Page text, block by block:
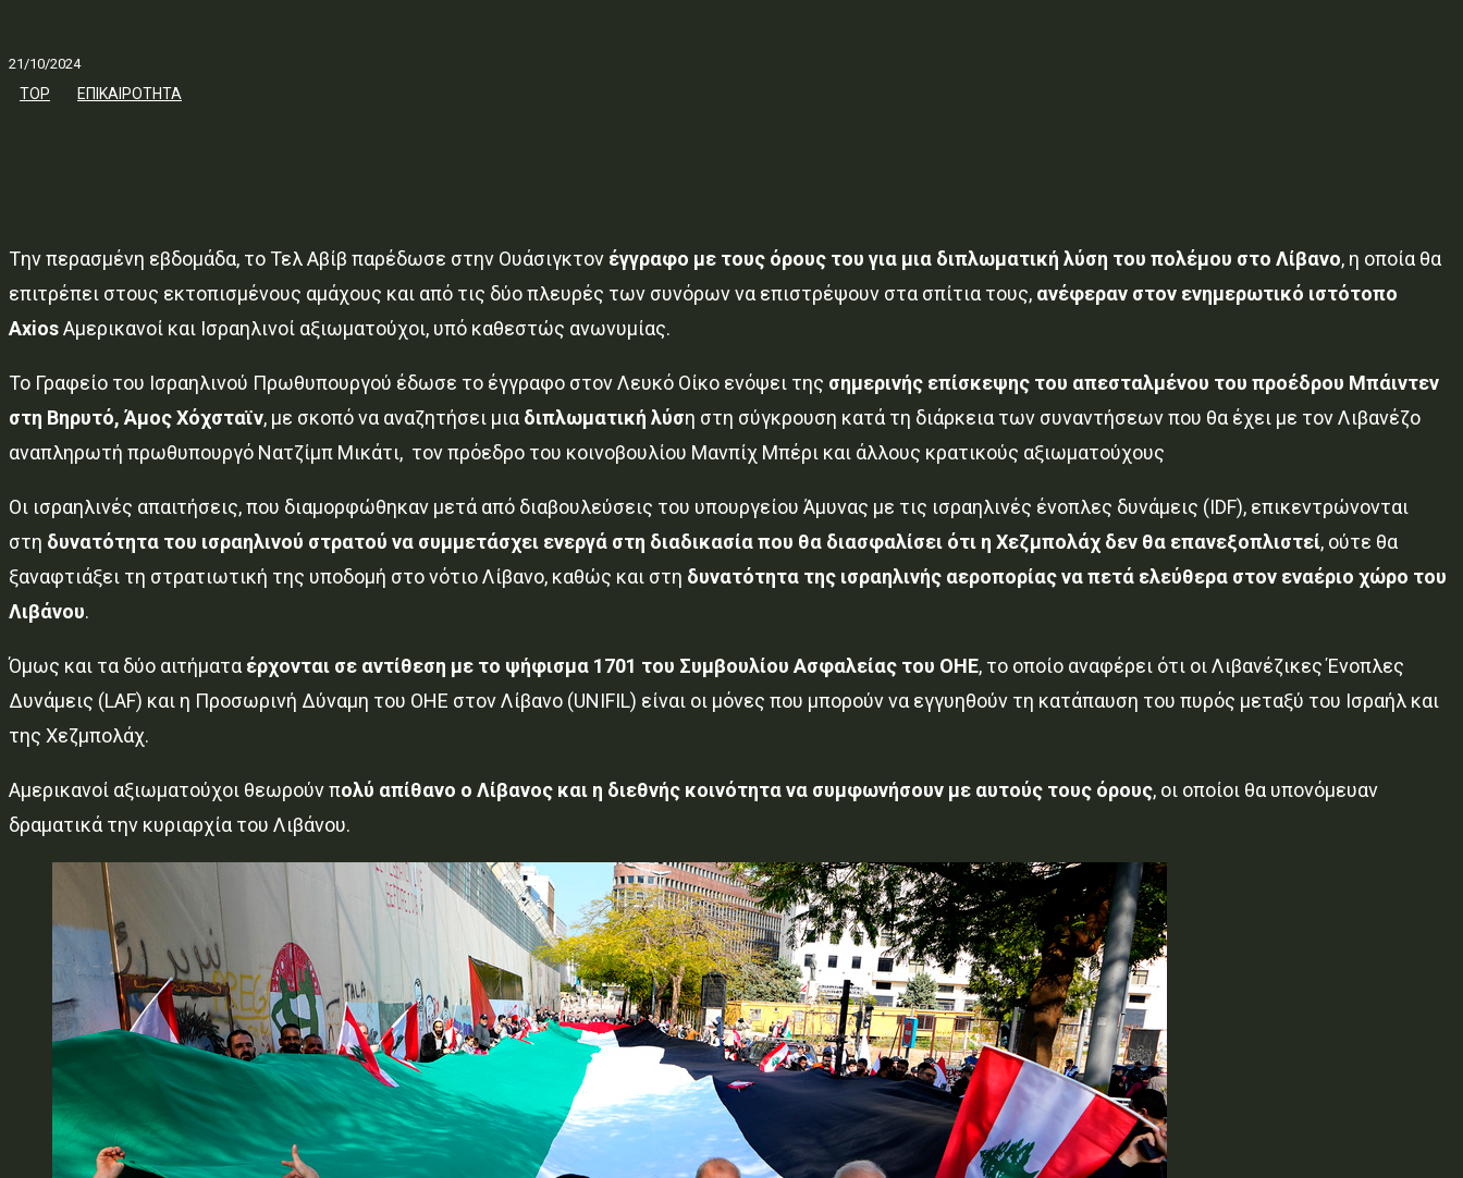
21/10/2024
TOP ΕΠΙΚΑΙΡΟΤΗΤΑ
Tην περασμένη εβδομάδα, το Τελ Αβίβ παρέδωσε στην Ουάσιγκτον έγγραφο με τους όρους του για μια διπλωματική λύση του πολέμου στο Λίβανο, η οποία θα
επιτρέπει στους εκτοπισμένους αμάχους και από τις δύο πλευρές των συνόρων να επιστρέψουν στα σπίτια τους, ανέφεραν στον ενημερωτικό ιστότοπο
AxiosΑμερικανοί και Ισραηλινοί αξιωματούχοι, υπό καθεστώς ανωνυμίας.
Το Γραφείο του Ισραηλινού Πρωθυπουργού έδωσε το έγγραφο στον Λευκό Οίκο ενόψει της σημερινής επίσκεψης του απεσταλμένου του προέδρου Μπάιντεν
στη Βηρυτό, Άμος Χόχσταϊν, με σκοπό να αναζητήσει μια διπλωματική λύση στη σύγκρουση κατά τη διάρκεια των συναντήσεων που θα έχει με τον Λιβανέζο
αναπληρωτή πρωθυπουργό Νατζίμπ Μικάτι, τον πρόεδρο του κοινοβουλίου Μανπίχ Μπέρι και άλλους κρατικούς αξιωματούχους
Οι ισραηλινές απαιτήσεις, που διαμορφώθηκαν μετά από διαβουλεύσεις του υπουργείου Άμυνας με τις ισραηλινές ένοπλες δυνάμεις (IDF), επικεντρώνονται
στη δυνατότητα του ισραηλινού στρατού να συμμετάσχει ενεργά στη διαδικασία που θα διασφαλίσει ότι η Χεζμπολάχ δεν θα επανεξοπλιστεί, ούτε θα
ξαναφτιάξει τη στρατιωτική της υποδομή στο νότιο Λίβανο, καθώς και στη δυνατότητα της ισραηλινής αεροπορίας να πετά ελεύθερα στον εναέριο χώρο του
Λιβάνου.
Όμως και τα δύο αιτήματα έρχονται σε αντίθεση με το ψήφισμα 1701 του Συμβουλίου Ασφαλείας του ΟΗΕ, το οποίο αναφέρει ότι οι Λιβανέζικες Ένοπλες
Δυνάμεις (LAF) και η Προσωρινή Δύναμη του ΟΗΕ στον Λίβανο (UNIFIL) είναι οι μόνες που μπορούν να εγγυηθούν τη κατάπαυση του πυρός μεταξύ του Ισραήλ και
της Χεζμπολάχ.
Αμερικανοί αξιωματούχοι θεωρούν πολύ απίθανο ο Λίβανος και η διεθνής κοινότητα να συμφωνήσουν με αυτούς τους όρους, οι οποίοι θα υπονόμευαν
δραματικά την κυριαρχία του Λιβάνου.